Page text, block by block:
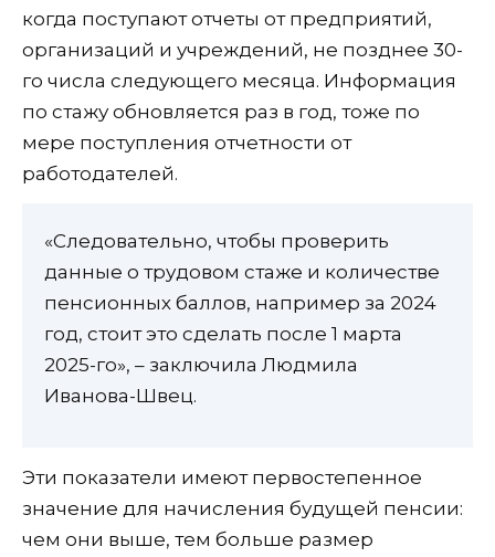
когда поступают отчеты от предприятий,
организаций и учреждений, не позднее 30-
го числа следующего месяца. Информация
по стажу обновляется раз в год, тоже по
мере поступления отчетности от
работодателей.
«Следовательно, чтобы проверить
данные о трудовом стаже и количестве
пенсионных баллов, например за 2024
год, стоит это сделать после 1 марта
2025-го», – заключила Людмила
Иванова-Швец.
Эти показатели имеют первостепенное
значение для начисления будущей пенсии:
чем они выше, тем больше размер